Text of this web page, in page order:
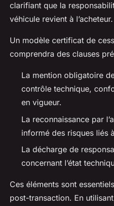
clarifiant que la
véhicule revient à l’acheteur.
Un modèle certificat de
comprendra des clauses
La mention obligatoire
contrôle technique,
en vigueur.
La reconnaissance par
informé des risques liés
La décharge de
concernant l’état
Ces éléments sont
post-transaction. En